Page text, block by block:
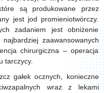
są produkowane przez
jest jod promieniotwórczy.
zadaniem jest obniżenie
zaawansowanych
chirurgiczna – operacja
tarczycy.
gałek ocznych, konieczne
wraz z lekami